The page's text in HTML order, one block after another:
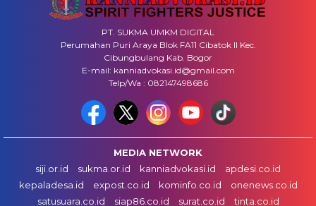
PT. SUKMA UMKM DIGITAL
Perumahan Puri Araya Blok FA11 Cibatok II Kec.
Cibungbulang Kab. Bogor
E-mail: kanniadvokasi.id@gmail.com
Telp/Wa : 082147498686
MEDIA NETWORK
siji.or.id
sukma.or.id kanniadvokasi.id
apdesi.co.id
kepaladesa.id
expost.co.id kominfo.co.id
onenews.co.id
satusuara.co.id
siap86.co.id surat.co.id
tinta.co.id